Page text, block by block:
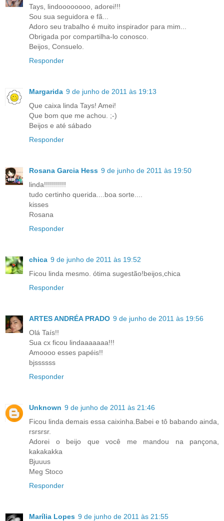
Tays, lindoooooooo, adorei!!!
Sou sua seguidora e fã...
Adoro seu trabalho é muito inspirador para mim...
Obrigada por compartilha-lo conosco.
Beijos, Consuelo.
Responder
Margarida 9 de junho de 2011 às 19:13
Que caixa linda Tays! Amei!
Que bom que me achou. ;-)
Beijos e até sábado
Responder
Rosana Garcia Hess 9 de junho de 2011 às 19:50
linda!!!!!!!!!!!
tudo certinho querida....boa sorte....
kisses
Rosana
Responder
chica 9 de junho de 2011 às 19:52
Ficou linda mesmo. ótima sugestão!beijos,chica
Responder
ARTES ANDRÉA PRADO 9 de junho de 2011 às 19:56
Olá Taís!!
Sua cx ficou lindaaaaaaa!!!
Amoooo esses papéis!!
bjssssss
Responder
Unknown 9 de junho de 2011 às 21:46
Ficou linda demais essa caixinha.Babei e tô babando ainda,
rsrsrsr.
Adorei o beijo que você me mandou na pançona,
kakakakka
Bjuuus
Meg Stoco
Responder
Marília Lopes 9 de junho de 2011 às 21:55